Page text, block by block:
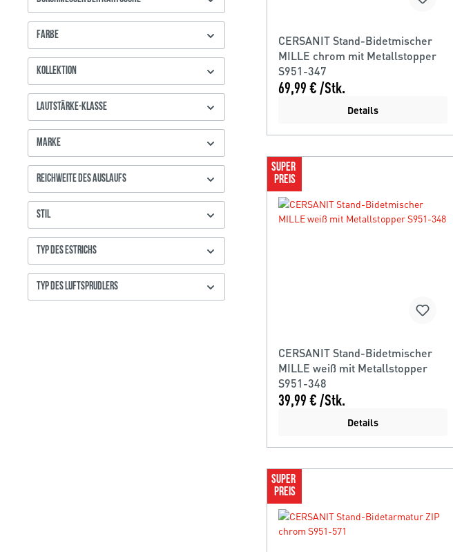
FARBE
KOLLEKTION
LAUTSTÄRKE-KLASSE
MARKE
REICHWEITE DES AUSLAUFS
STIL
TYP DES ESTRICHS
TYP DES LUFTSPRUDLERS
CERSANIT Stand-Bidetmischer
MILLE chrom mit Metallstopper
S951-347
69,99 € /Stk.
Details
SUPER
PREIS
CERSANIT Stand-Bidetmischer
MILLE weiß mit Metallstopper
S951-348
39,99 € /Stk.
Details
SUPER
PREIS